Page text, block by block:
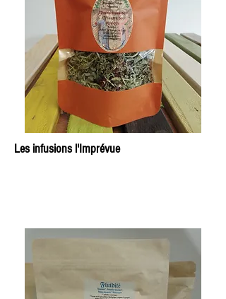
Les infusions l'Imprévue